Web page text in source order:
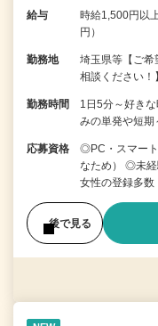
給与
時給1,500円以
円）
勤務地
埼玉県等【ご
相談ください！】
勤務時間
1日5分～好き
みの単発や短
応募資格
◎PC・スマー
なため） ◎未
女性の登録多
後で見る